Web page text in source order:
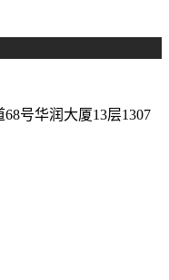
号华润大厦13层1307